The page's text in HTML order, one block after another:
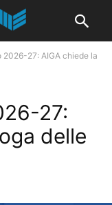
2026-27: AIGA chiede la
27:
delle